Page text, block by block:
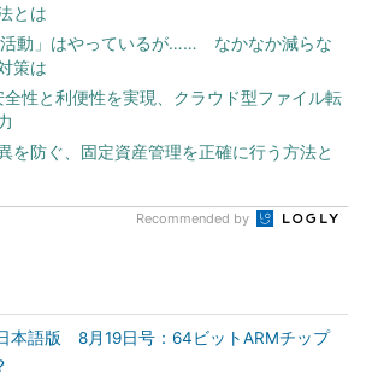
とは
動」はやっているが…… なかなか減らな
策は
全性と利便性を実現、クラウド型ファイル転
を防ぐ、固定資産管理を正確に行う方法と
Recommended by
本語版 8月19日号：64ビットARMチップ